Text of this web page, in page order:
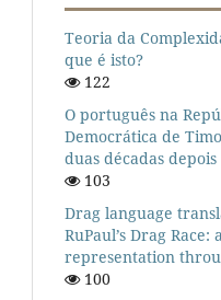
Teoria da
que é isto?
122
O português na
Democrática de
duas décadas depois
103
Drag language
RuPaul’s Drag Race:
representation
100